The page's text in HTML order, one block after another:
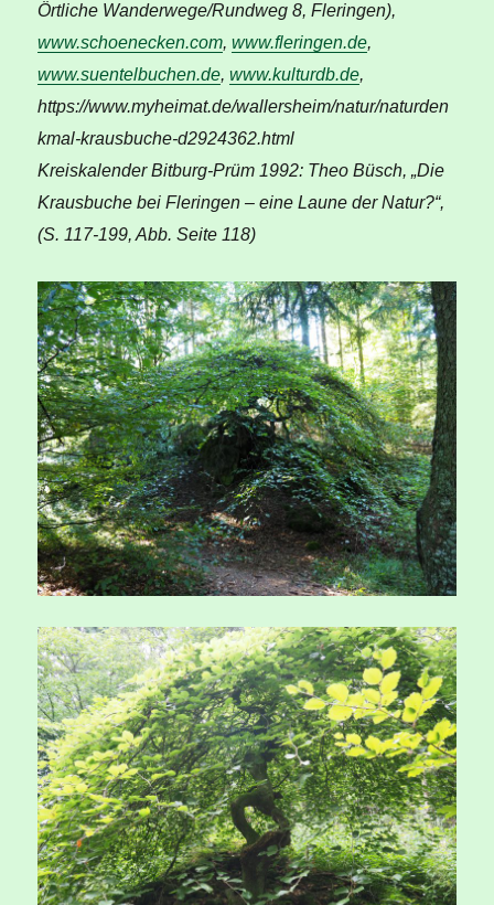
Örtliche Wanderwege/Rundweg 8, Fleringen),
www.schoenecken.com,www.fleringen.de,
www.suentelbuchen.de,www.kulturdb.de,
https://www.myheimat.de/wallersheim/natur/naturden
kmal-krausbuche-d2924362.html
Kreiskalender Bitburg-Prüm 1992: Theo Büsch, „Die
Krausbuche bei Fleringen – eine Laune der Natur?“,
(S. 117-199, Abb. Seite 118)